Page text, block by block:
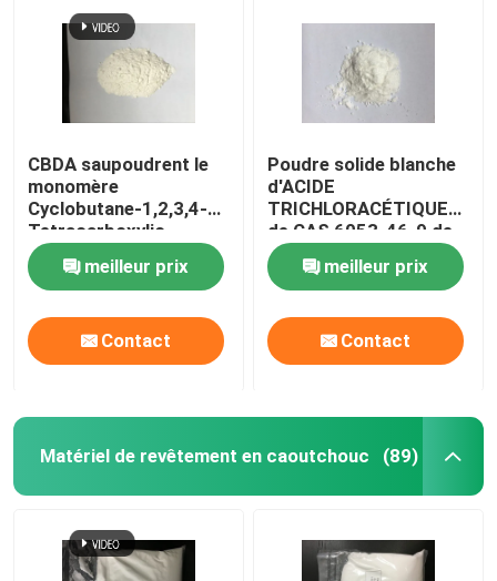
CBDA saupoudrent le
monomère
Cyclobutane-1,2,3,4-
Tetracarboxylic
Dianhydride de
Polyimide de CAS
4415-87-6
meilleur prix
Contact
Poudre solide blanche
d'ACIDE
TRICHLORACÉTIQUE
de CAS 6053-46-9 de
monomère de
Polyimide de la minute
99% de pureté
meilleur prix
Contact
Matériel de revêtement en caoutchouc (89)